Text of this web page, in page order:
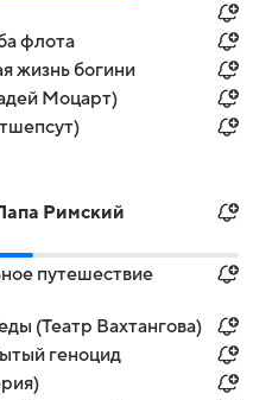
флота
жизнь богини
Моцарт)
Римский
путешествие
(Театр Вахтангова)
геноцид